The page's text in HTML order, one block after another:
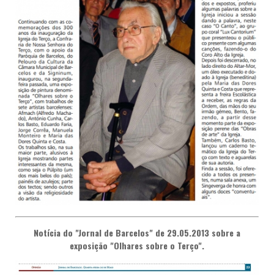
Notícia do "Jornal de Barcelos" de 29.05.2013 sobre a
exposição "Olhares sobre o Terço".